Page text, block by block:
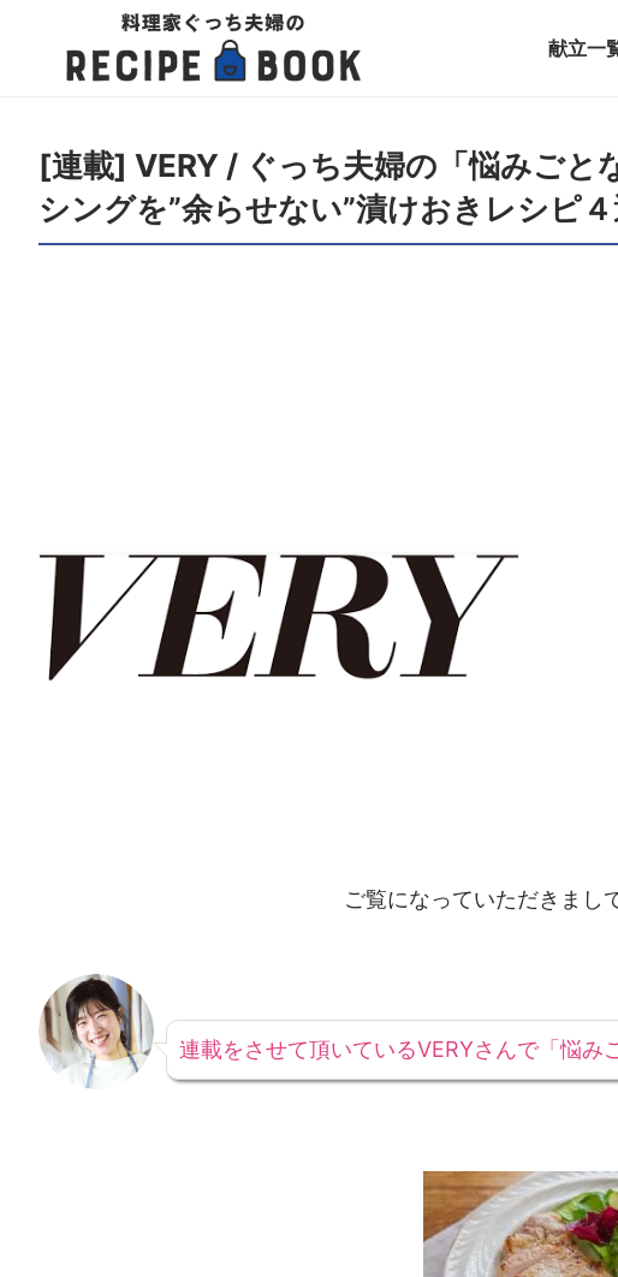
献立一
[連載] VERY / ぐっち夫婦の「悩みごと
シングを”余らせない”漬けおきレシピ４
ご覧になっていただきまし
連載をさせて頂いているVERYさんで「悩み